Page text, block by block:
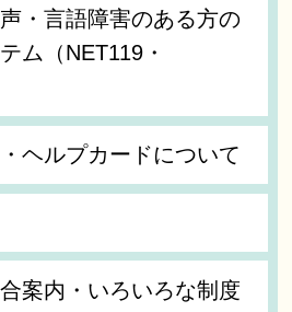
・言語障害のある方の
ム（NET119・
ヘルプカードについて
案内・いろいろな制度